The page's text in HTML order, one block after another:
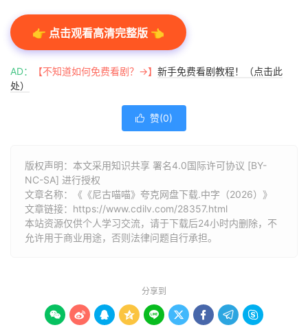
👉 点击观看高清完整版 👈
AD： 【不知道如何免费看剧？→】 新手免费看剧教程！（点击此
处）
 赞(0)
版权声明：本文采用知识共享 署名4.0国际许可协议 [BY-
NC-SA] 进行授权
文章名称：《《尼古喵喵》夸克网盘下载.中字（2026）》
文章链接： https://www.cdilv.com/28357.html
本站资源仅供个人学习交流，请于下载后24小时内删除，不
允许用于商业用途，否则法律问题自行承担。
分享到
        